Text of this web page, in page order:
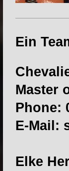
Ein
Master
Phone:
E-Mail:
Elke